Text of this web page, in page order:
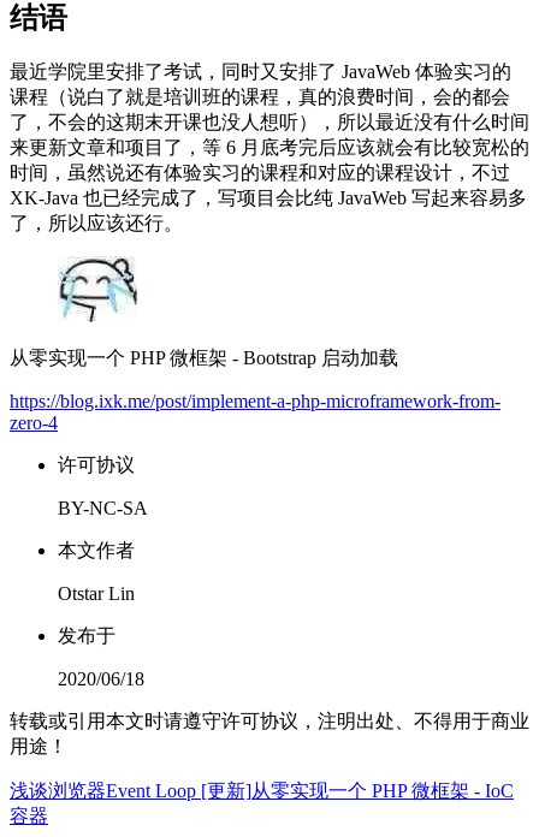
结语
最近学院里安排了考试，同时又安排了 JavaWeb 体验实习的
课程（说白了就是培训班的课程，真的浪费时间，会的都会
了，不会的这期末开课也没人想听），所以最近没有什么时间
来更新文章和项目了，等 6 月底考完后应该就会有比较宽松的
时间，虽然说还有体验实习的课程和对应的课程设计，不过
XK-Java 也已经完成了，写项目会比纯 JavaWeb 写起来容易多
了，所以应该还行。
从零实现一个 PHP 微框架 - Bootstrap 启动加载
https://blog.ixk.me/post/implement-a-php-microframework-from-
zero-4
许可协议
BY-NC-SA
本文作者
Otstar Lin
发布于
2020/06/18
转载或引用本文时请遵守许可协议，注明出处、不得用于商业
用途！
浅谈浏览器Event Loop [更新]从零实现一个 PHP 微框架 - IoC
容器